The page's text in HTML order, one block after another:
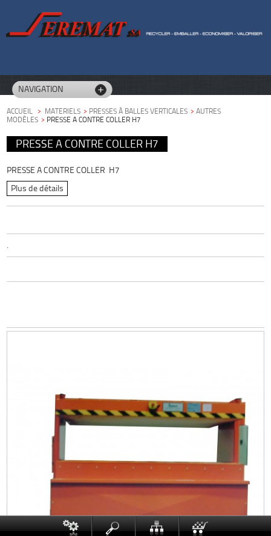
NAVIGATION
ACCUEIL > MATERIELS > PRESSES À BALLES VERTICALES > AUTRES
MODÈLES > PRESSE A CONTRE COLLER H7
PRESSE A CONTRE COLLER H7
PRESSE A CONTRE COLLER H7
Plus de détails
.